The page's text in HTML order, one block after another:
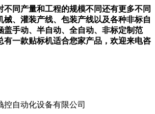
不同产量和工程的规模不同还有更多不同
械、灌装产线、包装产线以及各种非标自
盖手动、半自动、全自动、非标定制范
有一款贴标机适合您家产品，欢迎来电咨
控自动化设备有限公司